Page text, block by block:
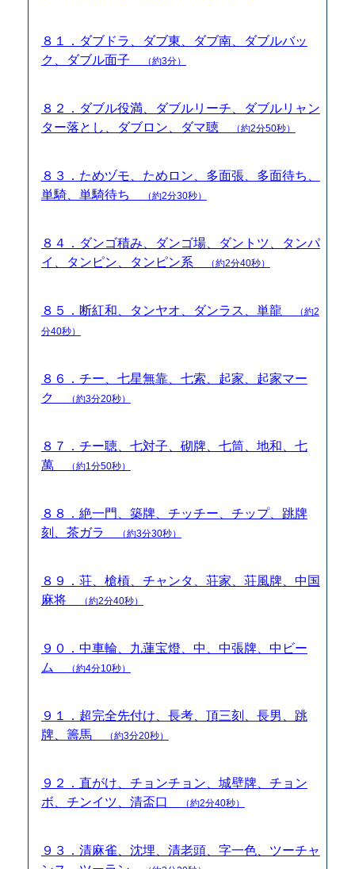
８１．ダブドラ、ダブ東、ダブ南、ダブルバッ
ク、ダブル面子
（約3分）
８２．ダブル役満、ダブルリーチ、ダブルリャン
ター落とし、ダブロン、ダマ聴
（約2分50秒）
８３．ためヅモ、ためロン、多面張、多面待ち、
単騎、単騎待ち
（約2分30秒）
８４．ダンゴ積み、ダンゴ場、ダントツ、タンパ
イ、タンピン、タンピン系
（約2分40秒）
８５．断紅和、タンヤオ、ダンラス、単龍
（約2
分40秒）
８６．チー、七星無靠、七索、起家、起家マー
ク
（約3分20秒）
８７．チー聴、七対子、砌牌、七筒、地和、七
萬
（約1分50秒）
８８．絶一門、築牌、チッチー、チップ、跳牌
刻、茶ガラ
（約3分30秒）
８９．荘、槍槓、チャンタ、荘家、荘風牌、中国
麻将
（約2分40秒）
９０．中車輪、九蓮宝燈、中、中張牌、中ビー
ム
（約4分10秒）
９１．超完全先付け、長考、頂三刻、長男、跳
牌、籌馬
（約3分20秒）
９２．直がけ、チョンチョン、城壁牌、チョン
ボ、チンイツ、清盃口
（約2分40秒）
９３．清麻雀、沈埋、清老頭、字一色、ツーチャ